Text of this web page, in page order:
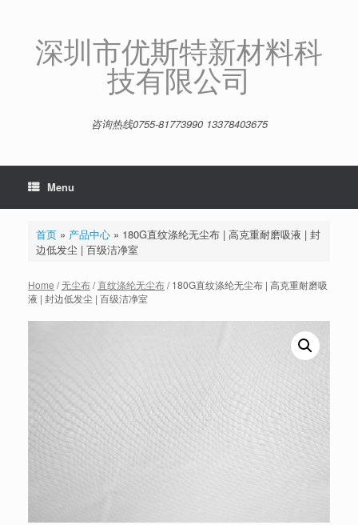
深圳市优斯特新材料科
技有限公司
咨询热线0755-81773990 13378403675
Menu
首页» 产品中心» 180G直纹涤纶无尘布 | 高克重耐磨吸液 | 封
边低发尘 | 百级洁净室
Home /无尘布/直纹涤纶无尘布/ 180G直纹涤纶无尘布 | 高克重耐磨吸
液 | 封边低发尘 | 百级洁净室